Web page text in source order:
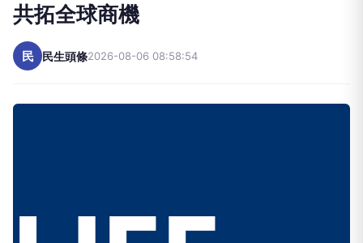
共拓全球商機
民 民生頭條2026-08-06 08:58:54